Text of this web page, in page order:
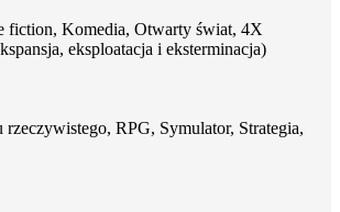
fiction, Komedia, Otwarty świat, 4X
eksploatacja i eksterminacja)
rzeczywistego, RPG, Symulator, Strategia,